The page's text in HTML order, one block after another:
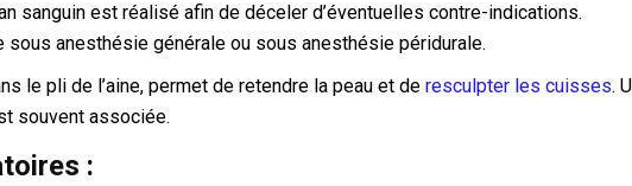
sanguin est réalisé afin de déceler d’éventuelles contre-indications.
sous anesthésie générale ou sous anesthésie péridurale.
le pli de l’aine, permet de retendre la peau et de resculpter les cuisses.
souvent associée.
: